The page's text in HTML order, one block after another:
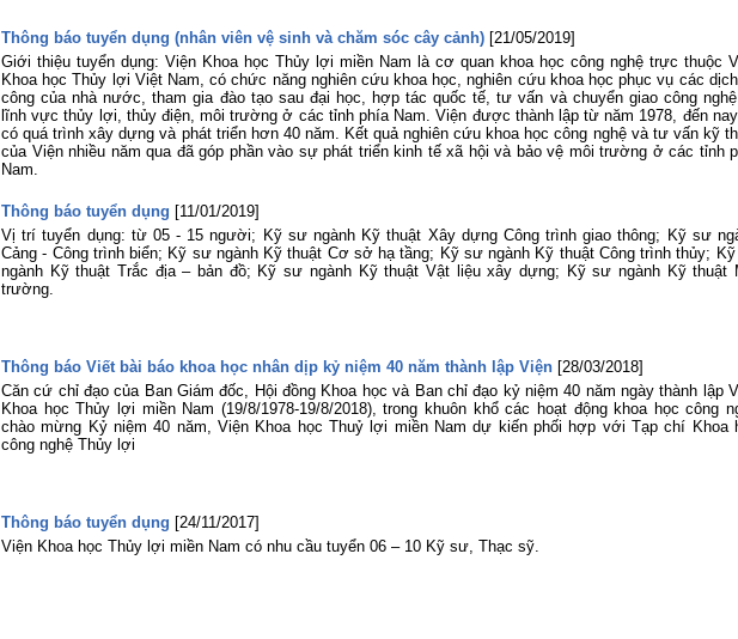
Thông báo tuyển dụng (nhân viên vệ sinh và chăm sóc cây cảnh) [21/05/2019]
Giới thiệu tuyển dụng: Viện Khoa học Thủy lợi miền Nam là cơ quan khoa học công nghệ trực thuộc
Khoa học Thủy lợi Việt Nam, có chức năng nghiên cứu khoa học, nghiên cứu khoa học phục vụ các
công của nhà nước, tham gia đào tạo sau đại học, hợp tác quốc tế, tư vấn và chuyển giao công
lĩnh vực thủy lợi, thủy điện, môi trường ở các tỉnh phía Nam. Viện được thành lập từ năm 1978, đến
có quá trình xây dựng và phát triển hơn 40 năm. Kết quả nghiên cứu khoa học công nghệ và tư vấn kỹ
của Viện nhiều năm qua đã góp phần vào sự phát triển kinh tế xã hội và bảo vệ môi trường ở các tỉnh
Nam.
Thông báo tuyển dụng [11/01/2019]
Vị trí tuyển dụng: từ 05 - 15 người; Kỹ sư ngành Kỹ thuật Xây dựng Công trình giao thông; Kỹ sư
Cảng - Công trình biển; Kỹ sư ngành Kỹ thuật Cơ sở hạ tầng; Kỹ sư ngành Kỹ thuật Công trình thủy;
ngành Kỹ thuật Trắc địa – bản đồ; Kỹ sư ngành Kỹ thuật Vật liệu xây dựng; Kỹ sư ngành Kỹ thuật
trường.
Thông báo Viết bài báo khoa học nhân dịp kỷ niệm 40 năm thành lập Viện [28/03/2018]
Căn cứ chỉ đạo của Ban Giám đốc, Hội đồng Khoa học và Ban chỉ đạo kỷ niệm 40 năm ngày thành lập
Khoa học Thủy lợi miền Nam (19/8/1978-19/8/2018), trong khuôn khổ các hoạt động khoa học công
chào mừng Kỷ niệm 40 năm, Viện Khoa học Thuỷ lợi miền Nam dự kiến phối hợp với Tạp chí Khoa
công nghệ Thủy lợi
Thông báo tuyển dụng [24/11/2017]
Viện Khoa học Thủy lợi miền Nam có nhu cầu tuyển 06 – 10 Kỹ sư, Thạc sỹ.